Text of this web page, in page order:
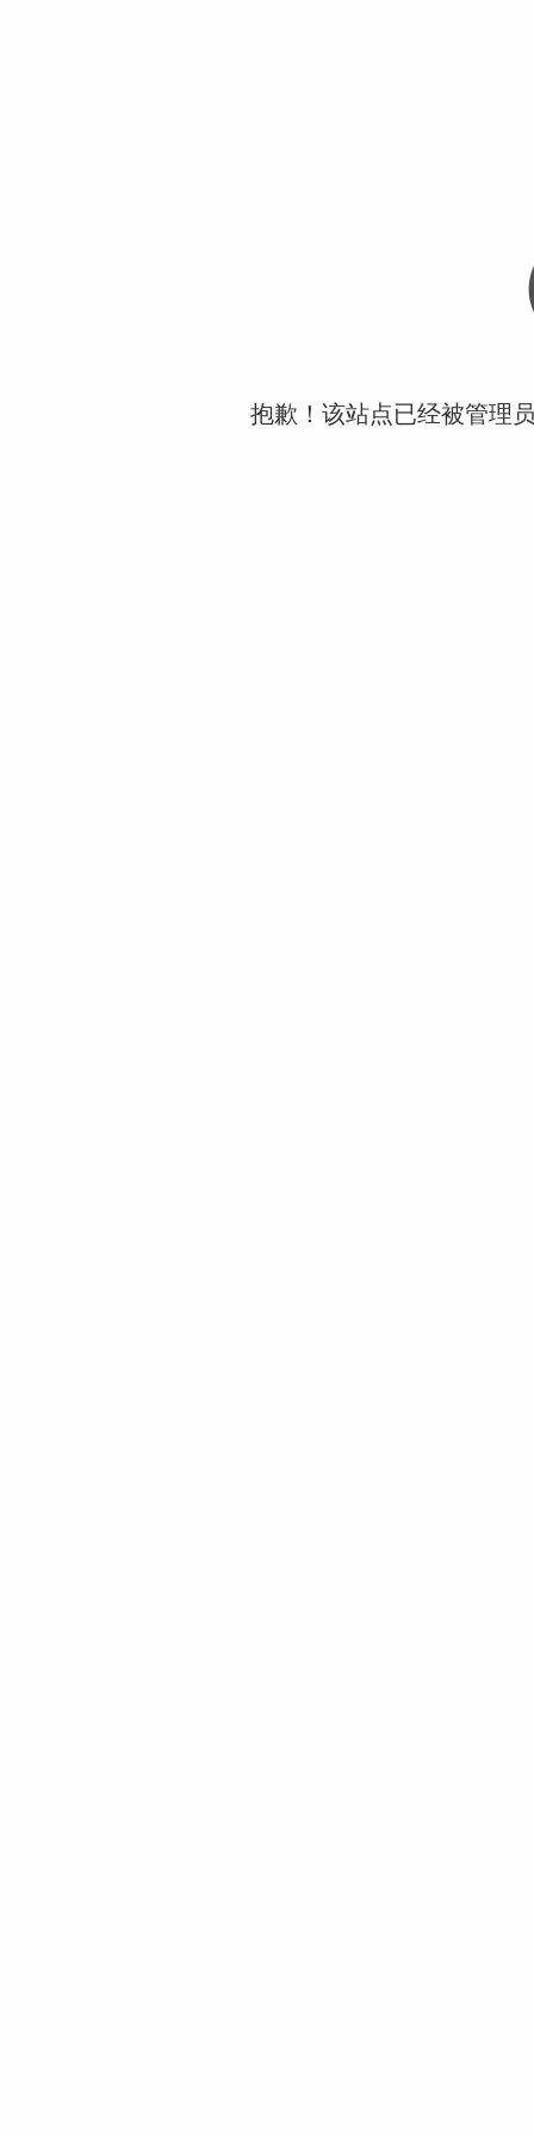
抱歉！该站点已经被管理